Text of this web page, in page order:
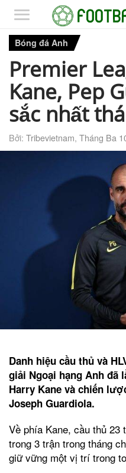
Bóng đá Anh
Premier
Kane, Pep
sắc nhất
Bởi: Tribevietnam, Tháng Ba
Danh hiệu cầu thủ và
giải Ngoại hạng Anh đã
Harry Kane và chiến
Joseph Guardiola.
Về phía Kane, cầu thủ 23
trong 3 trận trong tháng
giữ vững một vị trí trong